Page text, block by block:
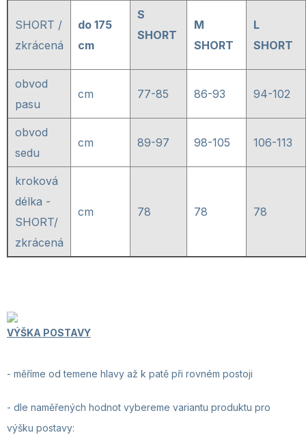
SHORT /
zkrácená
do 175
cm
S
SHORT
M
SHORT
L
SHORT
obvod
pasu
cm 77-85 86-93 94-102
obvod
sedu
cm 89-97 98-105 106-113
kroková
délka -
SHORT/
zkrácená
cm 78 78 78
VÝŠKA POSTAVY
- měříme od temene hlavy až k patě při rovném postoji
- dle naměřených hodnot vybereme variantu produktu pro
výšku postavy: